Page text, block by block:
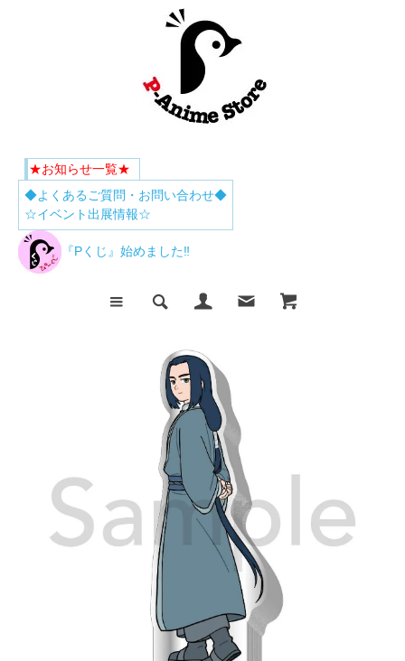
★お知らせ一覧★
◆よくあるご質問・お問い合わせ◆
☆イベント出展情報☆
『Pくじ』始めました‼